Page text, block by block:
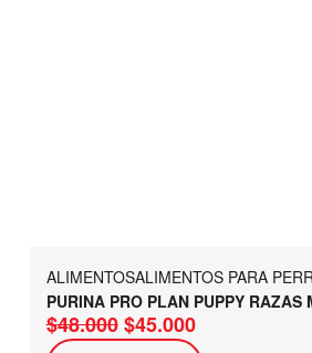
ALIMENTOSALIMENTOS PARA
PURINA PRO PLAN PUPPY RAZAS
$48.000 $45.000